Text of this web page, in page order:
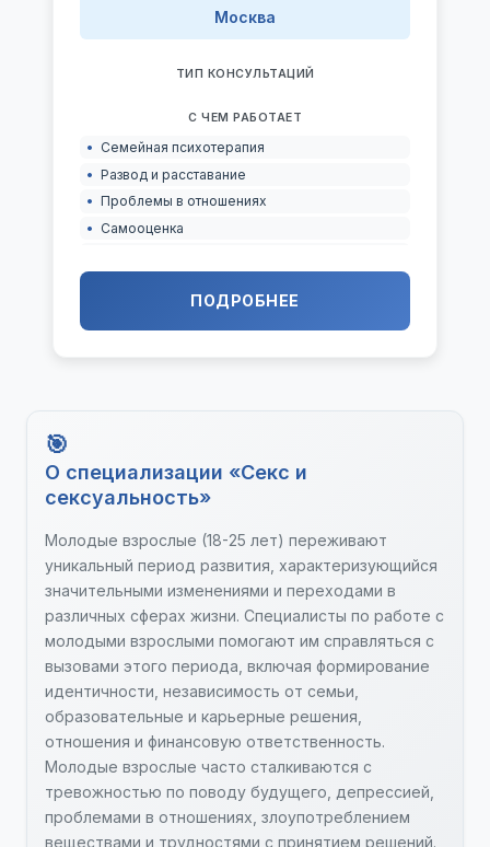
Москва
ТИП КОНСУЛЬТАЦИЙ
С ЧЕМ РАБОТАЕТ
Семейная психотерапия
Развод и расставание
Проблемы в отношениях
Самооценка
Семейные проблемы
Трудности в построении отношений
Ревность
ПОДРОБНЕЕ
О специализации «Секс и
сексуальность»
Молодые взрослые (18-25 лет) переживают
уникальный период развития, характеризующийся
значительными изменениями и переходами в
различных сферах жизни. Специалисты по работе с
молодыми взрослыми помогают им справляться с
вызовами этого периода, включая формирование
идентичности, независимость от семьи,
образовательные и карьерные решения,
отношения и финансовую ответственность.
Молодые взрослые часто сталкиваются с
тревожностью по поводу будущего, депрессией,
проблемами в отношениях, злоупотреблением
веществами и трудностями с принятием решений.